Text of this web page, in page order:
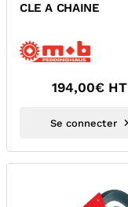
CLE A CHAINE
194,00€ HT
Se connecter